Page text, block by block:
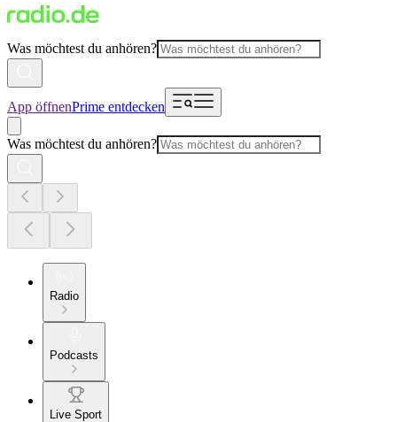
Was möchtest du anhören?
App öffnenPrime entdecken
Was möchtest du anhören?
Radio
Podcasts
Live Sport